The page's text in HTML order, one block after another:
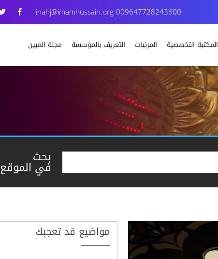
009647728243600
inahj@imamhussain.org
المكتبة التخصصية المرئيات التعريف بالمؤسسة مجلة المبين
بحث
في الموقع
مواضيع قد تعجبك